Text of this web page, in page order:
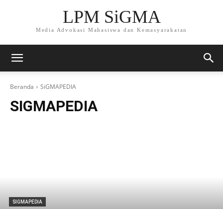
LPM SiGMA
Media Advokasi Mahasiswa dan Kemasyarakatan
Beranda SiGMAPEDIA
SIGMAPEDIA
SIGMAPEDIA